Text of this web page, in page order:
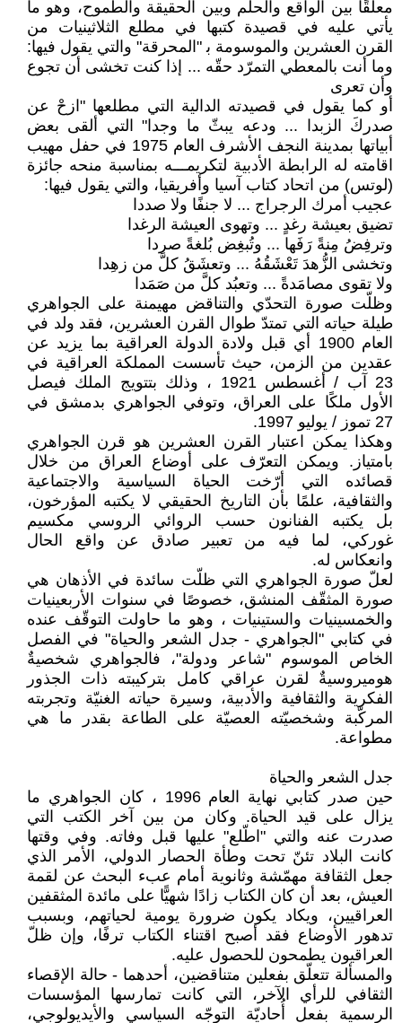
معلّقًا بين الواقع والحلم وبين الحقيقة والطموح، وهو ما
يأتي عليه في قصيدة كتبها في مطلع الثلاثينيات من
القرن العشرين والموسومة ﺑ "المحرقة" والتي يقول فيها:
وما أنت بالمعطي التمرّد حقّه ... إذا كنت تخشى أن تجوع
وأن تعرى
أو كما يقول في قصيدته الدالية التي مطلعها "ازحْ عن
صدركَ الزبدا ... ودعه يبثّ ما وجدا" التي ألقى بعض
أبياتها بمدينة النجف الأشرف العام 1975 في حفل مهيب
اقامته له الرابطة الأدبية لتكريمـــه بمناسبة منحه جائزة
(لوتس) من اتحاد كتاب آسيا وأفريقيا، والتي يقول فيها:
عجيب أمرك الرجراج ... لا جنفًا ولا صددا
تضيق بعيشة رغدٍ ... وتهوى العيشة الرغدا
وترفِضُ مِنةً رَفَها ... وتُبغِض بُلغةً صردا
وتخشى الزُّهدَ تَعْشَقُهُ ... وتعشَقُ كلَّ من زهِدا
ولا تقوى مصامَدةً ... وتعبُد كلَّ من صَمَدا
وظلّت صورة التحدّي والتناقض مهيمنة على الجواهري
طيلة حياته التي تمتدّ طوال القرن العشرين، فقد ولد في
العام 1900 أي قبل ولادة الدولة العراقية بما يزيد عن
عقدين من الزمن، حيث تأسست المملكة العراقية في
23 آب / أغسطس 1921 ، وذلك بتتويج الملك فيصل
الأول ملكًا على العراق، وتوفي الجواهري بدمشق في
27 تموز / يوليو 1997.
وهكذا يمكن اعتبار القرن العشرين هو قرن الجواهري
بامتياز. ويمكن التعرّف على أوضاع العراق من خلال
قصائده التي أرّخت الحياة السياسية والاجتماعية
والثقافية، علمًا بأن التاريخ الحقيقي لا يكتبه المؤرخون،
بل يكتبه الفنانون حسب الروائي الروسي مكسيم
غوركي، لما فيه من تعبير صادق عن واقع الحال
وانعكاس له.
لعلّ صورة الجواهري التي ظلّت سائدة في الأذهان هي
صورة المثقّف المنشق، خصوصًا في سنوات الأربعينيات
والخمسينيات والستينيات ، وهو ما حاولت التوقّف عنده
في كتابي "الجواهري - جدل الشعر والحياة" في الفصل
الخاص الموسوم "شاعر ودولة"، فالجواهري شخصيةٌ
هوميروسيةٌ لقرن عراقي كامل بتركيبته ذات الجذور
الفكرية والثقافية والأدبية، وسيرة حياته الغنيّة وتجربته
المركّبة وشخصيّته العصيّة على الطاعة بقدر ما هي
مطواعة.
جدل الشعر والحياة
حين صدر كتابي نهاية العام 1996 ، كان الجواهري ما
يزال على قيد الحياة. وكان من بين آخر الكتب التي
صدرت عنه والتي "اطّلع" عليها قبل وفاته. وفي وقتها
كانت البلاد تئنّ تحت وطأة الحصار الدولي، الأمر الذي
جعل الثقافة مهمّشة وثانوية أمام عبء البحث عن لقمة
العيش، بعد أن كان الكتاب زادًا شهيًّا على مائدة المثقفين
العراقيين، ويكاد يكون ضرورة يومية لحياتهم، وبسبب
تدهور الأوضاع فقد أصبح اقتناء الكتاب ترفًا، وإن ظلّ
العراقيون يطمحون للحصول عليه.
والمسألة تتعلّق بفعلين متناقضين، أحدهما - حالة الإقصاء
الثقافي للرأي الآخر، التي كانت تمارسها المؤسسات
الرسمية بفعل أُحاديّة التوجّه السياسي والأيديولوجي،